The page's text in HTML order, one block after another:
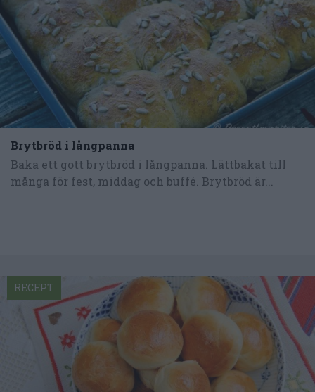
Brytbröd i långpanna
Baka ett gott brytbröd i långpanna. Lättbakat till
många för fest, middag och buffé. Brytbröd är...
RECEPT